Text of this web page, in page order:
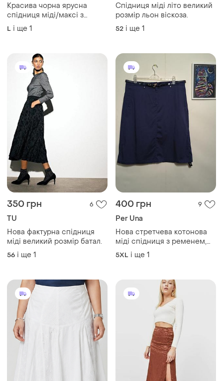
Красива чорна ярусна
спідниця міді/максі з
мереживом понизу від
shein 🖤🖤
L і ще 1
Спідниця міді літо великий
розмір льон віскоза.
52 і ще 1
350 грн 6
TU
Нова фактурна спідниця
міді великий розмір батал.
56 і ще 1
400 грн 9
Per Una
Нова стретчева котонова
міді спідниця з ременем,
великий розмір, батал, per
una.
5XL і ще 1